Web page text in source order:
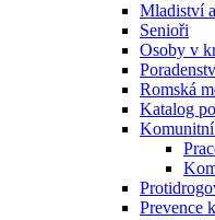
Mladiství
Senioři
Osoby v
Romská
Katalog
Prevence